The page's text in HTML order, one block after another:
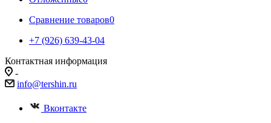
Сравнение товаров0
+7 (926) 639-43-04
Контактная информация
-
info@tershin.ru
Вконтакте